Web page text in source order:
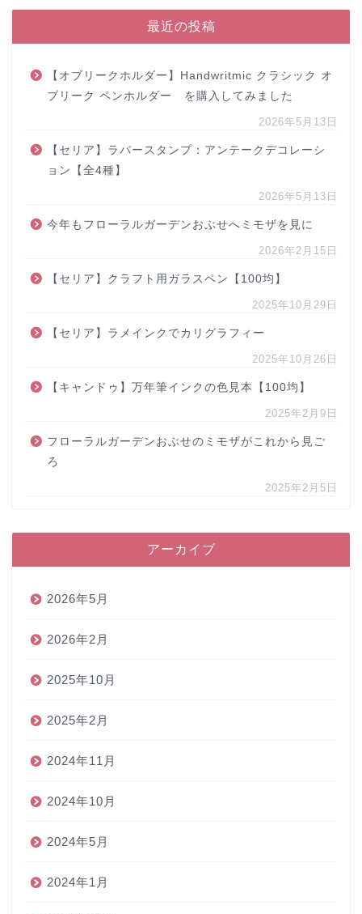
最近の投稿
【オブリークホルダー】Handwritmic クラシック オ
ブリーク ペンホルダー を購入してみました
2026年5月13日
【セリア】ラバースタンプ：アンテークデコレーシ
ョン【全4種】
2026年5月13日
今年もフローラルガーデンおぶせへミモザを見に
2026年2月15日
【セリア】クラフト用ガラスペン【100均】
2025年10月29日
【セリア】ラメインクでカリグラフィー
2025年10月26日
【キャンドゥ】万年筆インクの色見本【100均】
2025年2月9日
フローラルガーデンおぶせのミモザがこれから見ご
ろ
2025年2月5日
アーカイブ
2026年5月
2026年2月
2025年10月
2025年2月
2024年11月
2024年10月
2024年5月
2024年1月